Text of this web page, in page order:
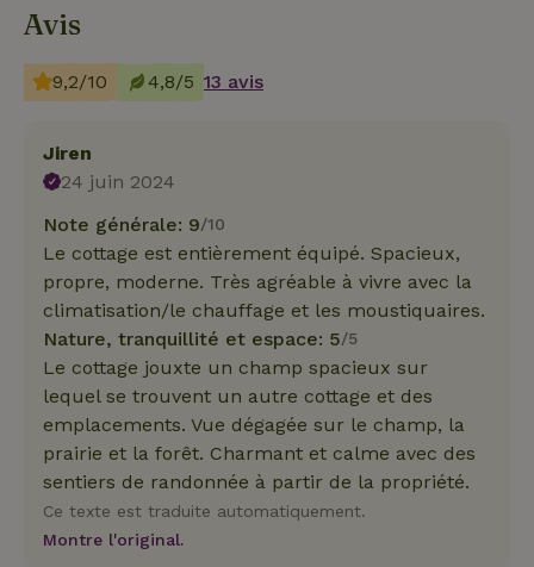
Avis
9,2/10 4,8/5 13 avis
Jiren
24 juin 2024
Note générale: 9/10
Le cottage est entièrement équipé. Spacieux,
propre, moderne. Très agréable à vivre avec la
climatisation/le chauffage et les moustiquaires.
Nature, tranquillité et espace: 5/5
Le cottage jouxte un champ spacieux sur
lequel se trouvent un autre cottage et des
emplacements. Vue dégagée sur le champ, la
prairie et la forêt. Charmant et calme avec des
sentiers de randonnée à partir de la propriété.
Ce texte est traduite automatiquement.
Montre l'original.